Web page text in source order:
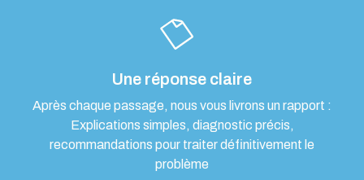
Une réponse claire
Après chaque passage, nous vous livrons un rapport :
Explications simples, diagnostic précis,
recommandations pour traiter définitivement le
problème